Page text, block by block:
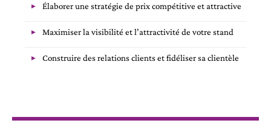
Élaborer une stratégie de prix compétitive et attractive
Maximiser la visibilité et l’attractivité de votre stand
Construire des relations clients et fidéliser sa clientèle